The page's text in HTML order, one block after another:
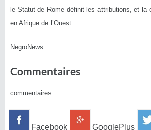
le Statut de Rome définit les attributions, et la
en Afrique de l’Ouest.
NegroNews
Commentaires
commentaires
Facebook GooglePlus